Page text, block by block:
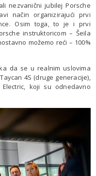
nezvanični jubilej Porsche
način organizirajući prvi
Osim toga, to je i prvi
instruktoricom – Šeila
možemo reći – 100%
da se u realnim uslovima
4S (druge generacije),
koji su odnedavno